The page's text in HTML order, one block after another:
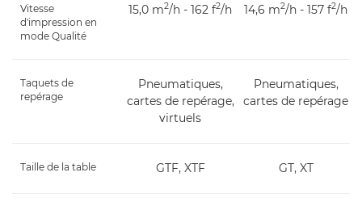
Vitesse
d'impression en
mode Qualité
15,0 m2/h - 162 f2/h 14,6 m2/h - 157 f2/h
Taquets de
repérage
Pneumatiques,
cartes de repérage,
virtuels
Pneumatiques,
cartes de repérage
Taille de la table GTF, XTF GT, XT